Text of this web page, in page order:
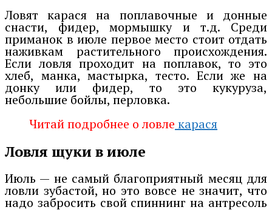
Ловят карася на поплавочные и донные
снасти, фидер, мормышку и т.д. Среди
приманок в июле первое место стоит отдать
наживкам растительного происхождения.
Если ловля проходит на поплавок, то это
хлеб, манка, мастырка, тесто. Если же на
донку или фидер, то это кукуруза,
небольшие бойлы, перловка.
Читай подробнее о ловле карася
Ловля щуки в июле
Июль — не самый благоприятный месяц для
ловли зубастой, но это вовсе не значит, что
надо забросить свой спиннинг на антресоль